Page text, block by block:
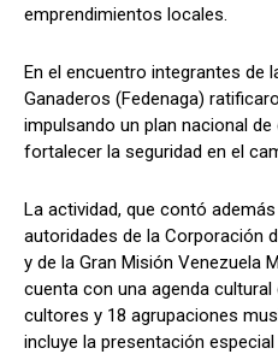
emprendimientos locales.
En el encuentro integrantes de
Ganaderos (Fedenaga)
impulsando un plan nacional
fortalecer la seguridad en el
​La actividad, que contó
autoridades de la Corporación
y de la Gran Misión Venezuela
cuenta con una agenda cultural
cultores y 18 agrupaciones
incluye la presentación